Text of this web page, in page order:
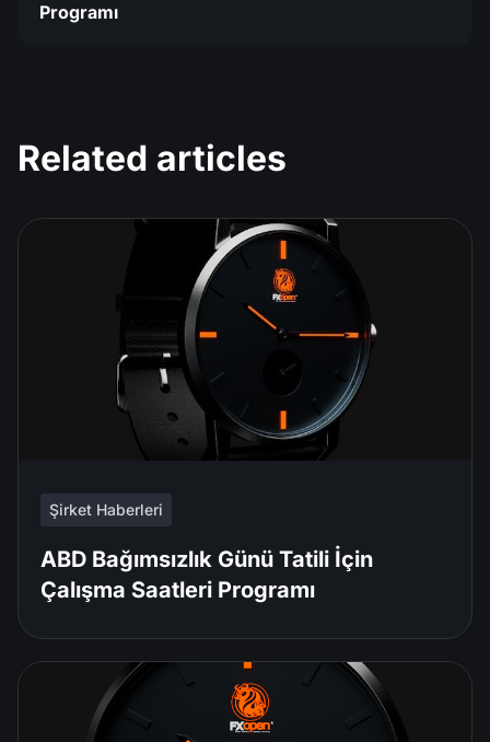
Programı
Related articles
Şirket Haberleri
ABD Bağımsızlık Günü Tatili İçin
Çalışma Saatleri Programı